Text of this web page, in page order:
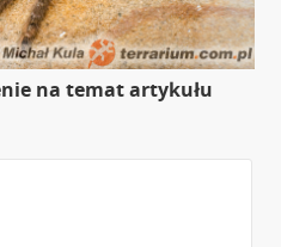
na temat artykułu